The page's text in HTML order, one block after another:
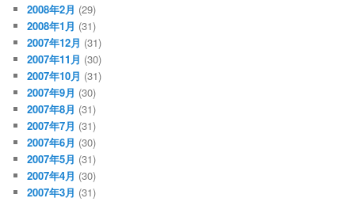
2008年2月 (29)
2008年1月 (31)
2007年12月 (31)
2007年11月 (30)
2007年10月 (31)
2007年9月 (30)
2007年8月 (31)
2007年7月 (31)
2007年6月 (30)
2007年5月 (31)
2007年4月 (30)
2007年3月 (31)